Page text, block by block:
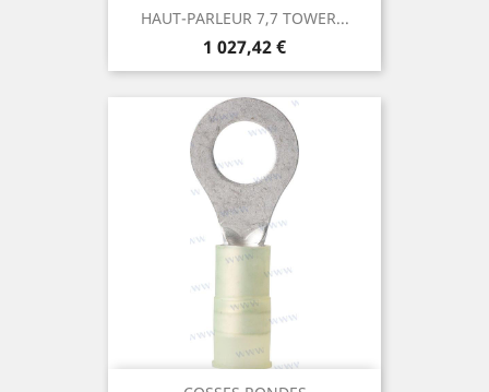
HAUT-PARLEUR 7,7 TOWER...
Prix
1 027,42 €